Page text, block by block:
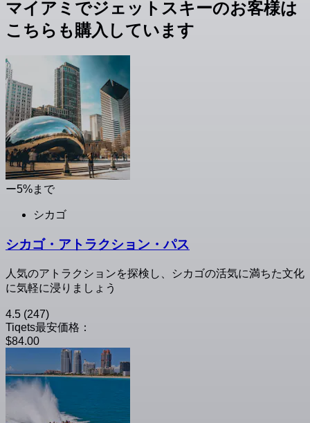
マイアミでジェットスキーのお客様は
こちらも購入しています
ー5%まで
シカゴ
シカゴ・アトラクション・パス
人気のアトラクションを探検し、シカゴの活気に満ちた文化
に気軽に浸りましょう
4.5 (247)
Tiqets最安価格：
$84.00